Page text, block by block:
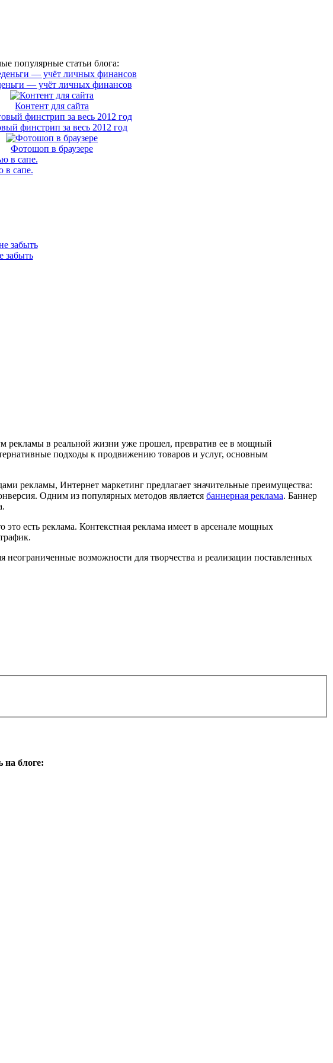
популярные статьи блога:
— учёт личных финансов
Контент для сайта
финстрип за весь 2012 год
Фотошоп в браузере
в сапе.
забыть
рекламы в реальной жизни уже прошел, превратив ее в мощный
подходы к продвижению товаров и услуг, основным
рекламы, Интернет маркетинг предлагает значительные преимущества:
Одним из популярных методов является баннерная реклама. Баннер
есть реклама. Контекстная реклама имеет в арсенале мощных
неограниченные возможности для творчества и реализации поставленных
на блоге: